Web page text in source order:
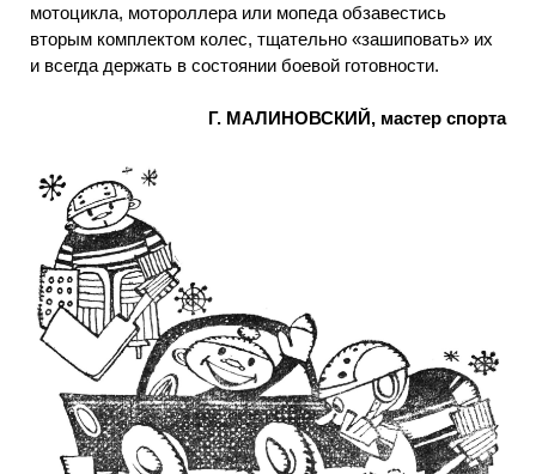
мотоцикла, мотороллера или мопеда обзавестись
вторым комплектом колес, тщательно «зашиповать» их
и всегда держать в состоянии боевой готовности.
Г. МАЛИНОВСКИЙ, мастер спорта